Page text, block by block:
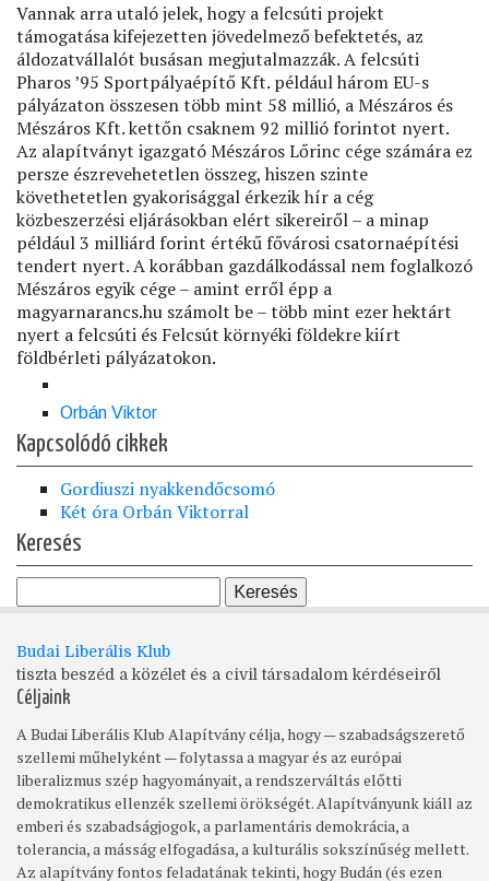
Vannak arra utaló jelek, hogy a felcsúti projekt
támogatása kifejezetten jövedelmező befektetés, az
áldozatvállalót busásan megjutalmazzák. A felcsúti
Pharos ’95 Sportpályaépítő Kft. például három EU-s
pályázaton összesen több mint 58 millió, a Mészáros és
Mészáros Kft. kettőn csaknem 92 millió forintot nyert.
Az alapítványt igazgató Mészáros Lőrinc cége számára ez
persze észrevehetetlen összeg, hiszen szinte
követhetetlen gyakorisággal érkezik hír a cég
közbeszerzési eljárásokban elért sikereiről – a minap
például 3 milliárd forint értékű fővárosi csatornaépítési
tendert nyert. A korábban gazdálkodással nem foglalkozó
Mészáros egyik cége – amint erről épp a
magyarnarancs.hu számolt be – több mint ezer hektárt
nyert a felcsúti és Felcsút környéki földekre kiírt
földbérleti pályázatokon.
Orbán Viktor
Kapcsolódó cikkek
Gordiuszi nyakkendőcsomó
Két óra Orbán Viktorral
Keresés
Budai Liberális Klub
tiszta beszéd a közélet és a civil társadalom kérdéseiről
Céljaink
A Budai Liberális Klub Alapítvány célja, hogy — szabadságszerető
szellemi műhelyként — folytassa a magyar és az európai
liberalizmus szép hagyományait, a rendszerváltás előtti
demokratikus ellenzék szellemi örökségét. Alapítványunk kiáll az
emberi és szabadságjogok, a parlamentáris demokrácia, a
tolerancia, a másság elfogadása, a kulturális sokszínűség mellett.
Az alapítvány fontos feladatának tekinti, hogy Budán (és ezen